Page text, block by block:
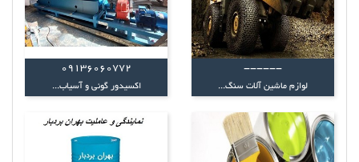
------
لوازم ماشین آلات سنگ...
09136060772
اکسیدور گونی و آسیاب...